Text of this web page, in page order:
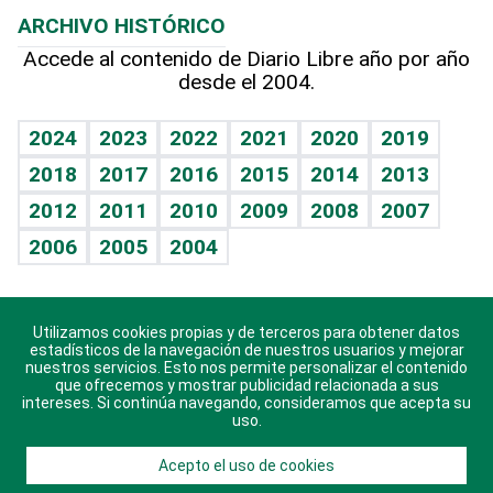
Hablando con el pediatra
Vida y familia
Eñe
Celebrando la vida
Sin complejos
En pocas palabras
Escuchando al corazón
Economía Personal
Línea de hit
TBT Deportivo
Más firmas
Hecho en casa
Guía del dinero
Cumpleaños
Horóscopos
Crucigramas
ARCHIVO HISTÓRICO
Accede al contenido de Diario Libre año por año
desde el 2004.
2024 2023 2022 2021 2020
2019
2018
2017 2016 2015 2014
2013
2012
2011 2010 2009 2008
2007
2006
2005 2004
Descarga nuestras aplicaciones para Android, iOS y
sistema Huawei.
© 2021 Diario Libre, todos los derechos reservados.
Utilizamos cookies propias y de terceros para obtener datos
estadísticos de la navegación de nuestros usuarios y mejorar
nuestros servicios. Esto nos permite personalizar el contenido
que ofrecemos y mostrar publicidad relacionada a sus
intereses. Si continúa navegando, consideramos que acepta su
uso.
Acepto el uso de cookies